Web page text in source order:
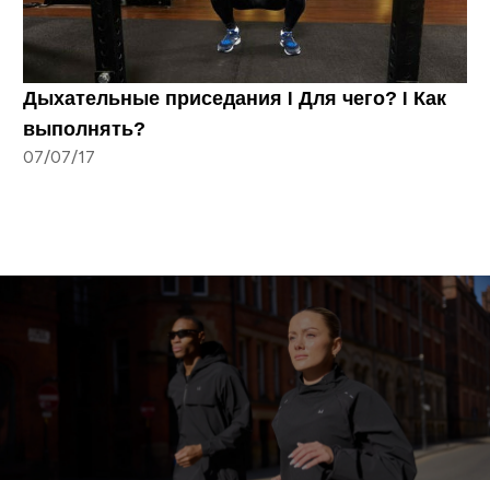
Дыхательные приседания I Для чего? I Как
выполнять?
07/07/17